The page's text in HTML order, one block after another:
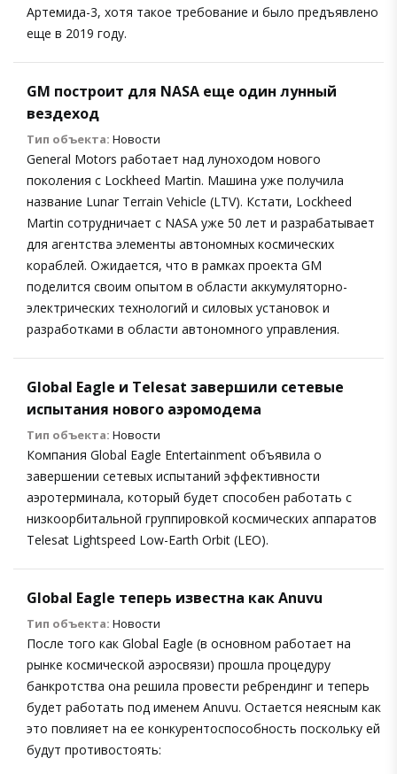
Артемида-3, хотя такое требование и было предъявлено
еще в 2019 году.
GM построит для NASA еще один лунный
вездеход
Тип объекта: Новости
General Motors работает над луноходом нового
поколения с Lockheed Martin. Машина уже получила
название Lunar Terrain Vehicle (LTV). Кстати, Lockheed
Martin сотрудничает с NASA уже 50 лет и разрабатывает
для агентства элементы автономных космических
кораблей. Ожидается, что в рамках проекта GM
поделится своим опытом в области аккумуляторно-
электрических технологий и силовых установок и
разработками в области автономного управления.
Global Eagle и Telesat завершили сетевые
испытания нового аэромодема
Тип объекта: Новости
Компания Global Eagle Entertainment объявила о
завершении сетевых испытаний эффективности
аэротерминала, который будет способен работать с
низкоорбитальной группировкой космических аппаратов
Telesat Lightspeed Low-Earth Orbit (LEO).
Global Eagle теперь известна как Anuvu
Тип объекта: Новости
После того как Global Eagle (в основном работает на
рынке космической аэросвязи) прошла процедуру
банкротства она решила провести ребрендинг и теперь
будет работать под именем Anuvu. Остается неясным как
это повлияет на ее конкурентоспособность поскольку ей
будут противостоять: